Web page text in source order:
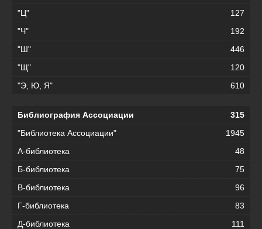
"Ц"
127
"Ч"
192
"Ш"
446
"Щ"
120
"Э, Ю, Я"
610
Библиография Ассоциации
315
"Библиотека Ассоциации"
1945
А-библиотека
48
Б-библиотека
75
В-библиотека
96
Г-библиотека
83
Д-библиотека
111